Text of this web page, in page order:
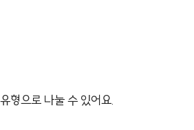
형으로 나눌 수 있어요.